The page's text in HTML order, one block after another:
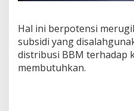
Hal ini berpotensi
subsidi yang
distribusi BBM terhadap
membutuhkan.